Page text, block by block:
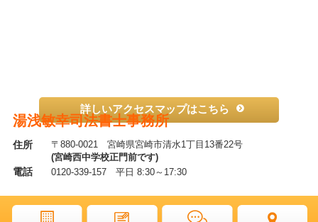
湯浅敏幸司法書士事務所
住所
〒880-0021 宮崎県宮崎市清水1丁目13番22号
(宮崎西中学校正門前です)
電話 0120-339-157 平日 8:30～17:30
詳しいアクセスマップはこちら